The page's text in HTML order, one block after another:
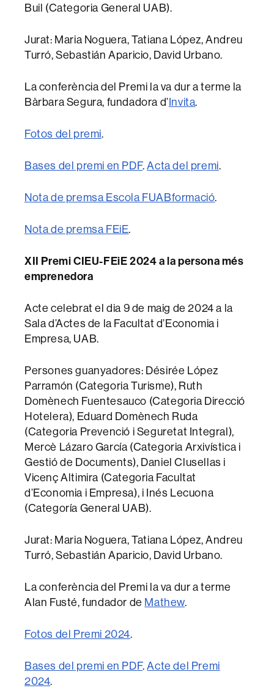
Buil (Categoria General UAB).
Jurat: Maria Noguera, Tatiana López, Andreu
Turró, Sebastián Aparicio, David Urbano.
La conferència del Premi la va dur a terme la
Bàrbara Segura, fundadora d’Invita.
Fotos del premi.
Bases del premi en PDF.Acta del premi.
Nota de premsa Escola FUABformació.
Nota de premsa FEiE.
XII Premi CIEU-FEiE 2024 a la persona més
emprenedora
Acte celebrat el dia 9 de maig de 2024 a la
Sala d’Actes de la Facultat d’Economia i
Empresa, UAB.
Persones guanyadores: Désirée López
Parramón (Categoria Turisme), Ruth
Domènech Fuentesauco (Categoria Direcció
Hotelera), Eduard Domènech Ruda
(Categoria Prevenció i Seguretat Integral),
Mercè Lázaro García (Categoria Arxivística i
Gestió de Documents), Daniel Clusellas i
Vicenç Altimira (Categoria Facultat
d’Economia i Empresa), i Inés Lecuona
(Categoría General UAB).
Jurat: Maria Noguera, Tatiana López, Andreu
Turró, Sebastián Aparicio, David Urbano.
La conferència del Premi la va dur a terme
Alan Fusté, fundador de Mathew.
Fotos del Premi 2024.
Bases del premi en PDF.Acte del Premi
2024.